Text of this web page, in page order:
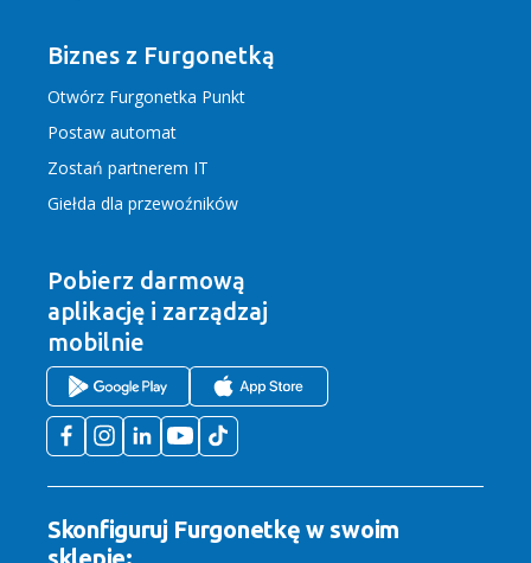
Biznes z Furgonetką
Otwórz Furgonetka Punkt
Postaw automat
Zostań partnerem IT
Giełda dla przewoźników
Pobierz darmową
aplikację i zarządzaj
mobilnie
Skonfiguruj Furgonetkę w swoim
sklepie: